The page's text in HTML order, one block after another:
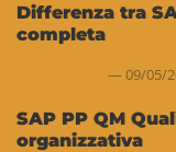
Differenza tra
completa
09/05/
SAP PP QM
organizzativa